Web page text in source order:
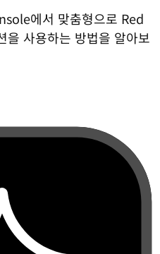
에서 맞춤형으로 Red
을 사용하는 방법을 알아보